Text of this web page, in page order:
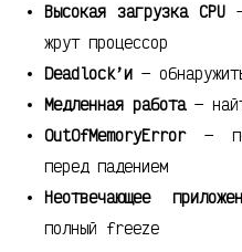
Высокая загрузка CPU—
жрут процессор
Deadlock’и —
Медленная работа—
OutOfMemoryError—
перед падением
Неотвечающее
полный freeze